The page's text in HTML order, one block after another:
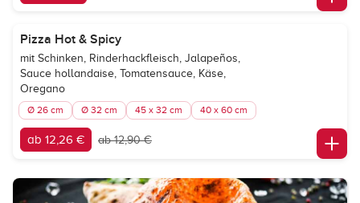
Pizza Hot & Spicy
mit Schinken, Rinderhackfleisch, Jalapeños,
Sauce hollandaise, Tomatensauce, Käse,
Oregano
Ø 26 cm Ø 32 cm 45 x 32 cm 40 x 60 cm
ab 12,26 € ab 12,90 €